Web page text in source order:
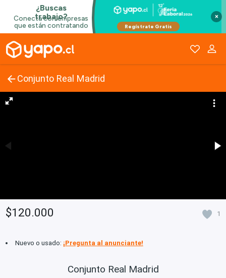
×
Conjunto Real Madrid
$120.000 1
Nuevo o usado: ¡Pregunta al anunciante!
Conjunto Real Madrid